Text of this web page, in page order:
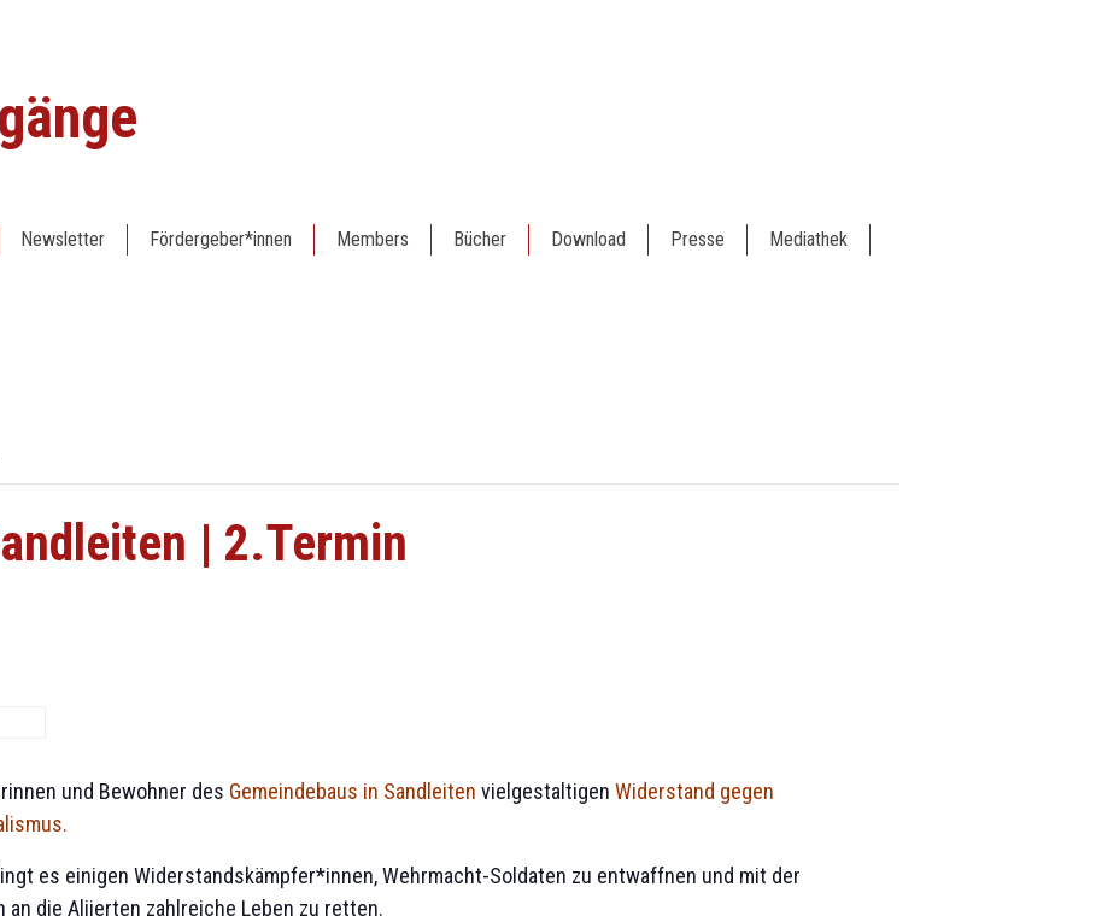
Newsletter Fördergeber*innen Members Bücher Download Presse Mediathek
| 2.Termin
und Bewohner des Gemeindebaus in Sandleiten vielgestaltigen Widerstand gegen
es einigen Widerstandskämpfer*innen, Wehrmacht-Soldaten zu entwaffnen und mit der
an die Aliierten zahlreiche Leben zu retten.